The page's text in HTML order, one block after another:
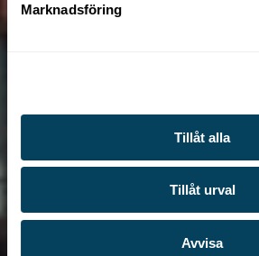
v
Marknadsföring
Tillåt alla
Tillåt urval
Avvisa